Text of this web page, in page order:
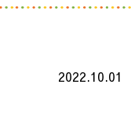
2022.10.01